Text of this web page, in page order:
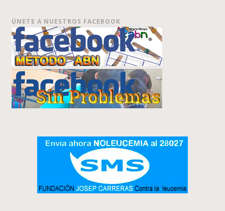
ÚNETE A NUESTROS FACEBOOK